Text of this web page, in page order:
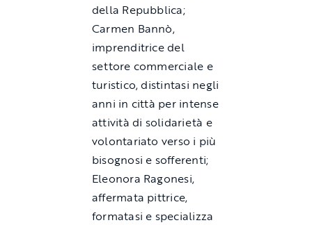
della Repubblica;
Carmen Bannò,
imprenditrice del
settore commerciale e
turistico, distintasi negli
anni in città per intense
attività di solidarietà e
volontariato verso i più
bisognosi e sofferenti;
Eleonora Ragonesi,
affermata pittrice,
formatasi e specializza